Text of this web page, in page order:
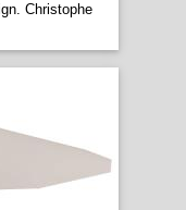
Christophe